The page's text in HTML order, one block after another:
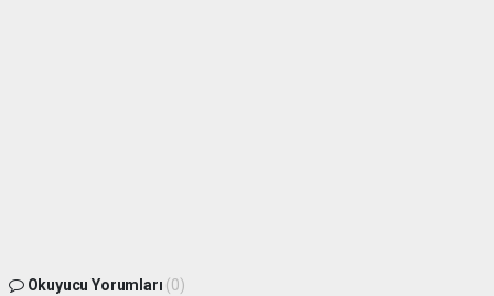
Okuyucu Yorumları (0)